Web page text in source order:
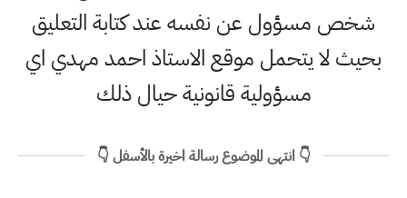
شخص مسؤول عن نفسه عند كتابة التعليق
بحيث لا يتحمل موقع الاستاذ احمد مهدي اي
مسؤولية قانونية حيال ذلك
👇 انتهى الموضوع رسالة اخيرة بالأسفل 👇